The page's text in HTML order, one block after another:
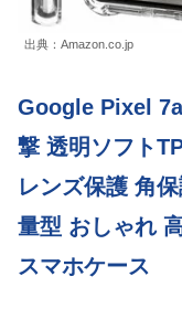
出典：Amazon.co.jp
Google Pixel
撃 透明ソフト
レンズ保護 角
量型 おしゃれ
スマホケース